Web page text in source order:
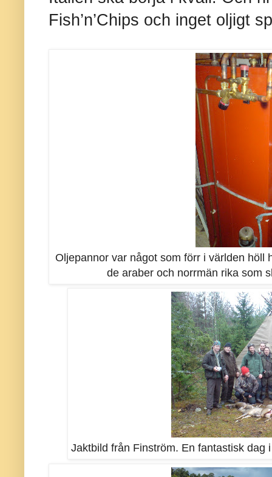
Fish’n’Chips och inget oljigt
Oljepannor var något som förr i världen höll
de araber och norrmän rika som
Jaktbild från Finström. En fantastisk dag